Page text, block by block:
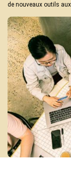
L'offre de formation
Services
Actions culturelles
Desserte documentaire
Accompagnement au
Accompagnement de
Ressources
pro
Tutoriels Syrtis
Veille professionnelle
Fiches pratiques
Publications
de nouveaux outils